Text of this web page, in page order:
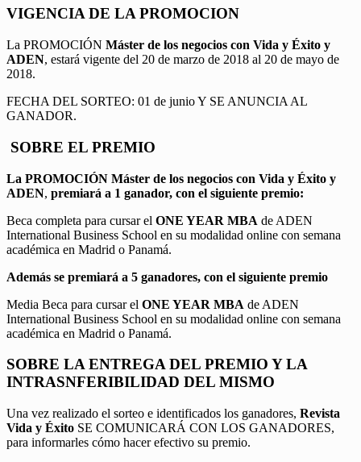
VIGENCIA DE LA PROMOCION
La PROMOCIÓN Máster de los negocios con Vida y Éxito y
ADEN, estará vigente del 20 de marzo de 2018 al 20 de mayo de
2018.
FECHA DEL SORTEO: 01 de junio Y SE ANUNCIA AL
GANADOR.
SOBRE EL PREMIO
La PROMOCIÓN Máster de los negocios con Vida y Éxito y
ADEN, premiará a 1 ganador, con el siguiente premio:
Beca completa para cursar el ONE YEAR MBA de ADEN
International Business School en su modalidad online con semana
académica en Madrid o Panamá.
Además se premiará a 5 ganadores, con el siguiente premio
Media Beca para cursar el ONE YEAR MBA de ADEN
International Business School en su modalidad online con semana
académica en Madrid o Panamá.
SOBRE LA ENTREGA DEL PREMIO Y LA
INTRASNFERIBILIDAD DEL MISMO
Una vez realizado el sorteo e identificados los ganadores, Revista
Vida y Éxito SE COMUNICARÁ CON LOS GANADORES,
para informarles cómo hacer efectivo su premio.